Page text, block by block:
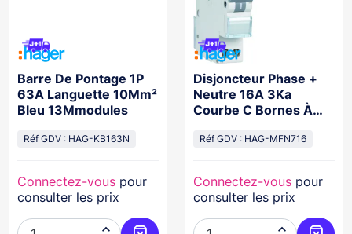
Barre De Pontage 1P
63A Languette 10Mm²
Bleu 13Mmodules
Réf GDV : HAG-KB163N
Connectez-vous pour
consulter les prix

Disjoncteur Phase +
Neutre 16A 3Ka
Courbe C Bornes À
Réf GDV : HAG-MFN716
Connectez-vous pour
consulter les prix
